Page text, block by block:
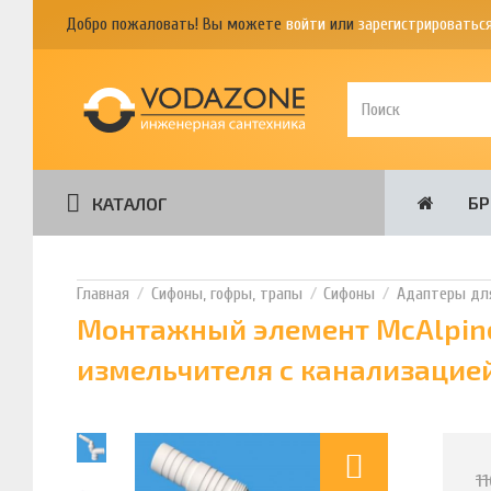
Добро пожаловать! Вы можете войти или
КАТАЛОГ
Сифоны, гофры, трапы Сифоны Адаптеры
Монтажный элемент
измельчителя с